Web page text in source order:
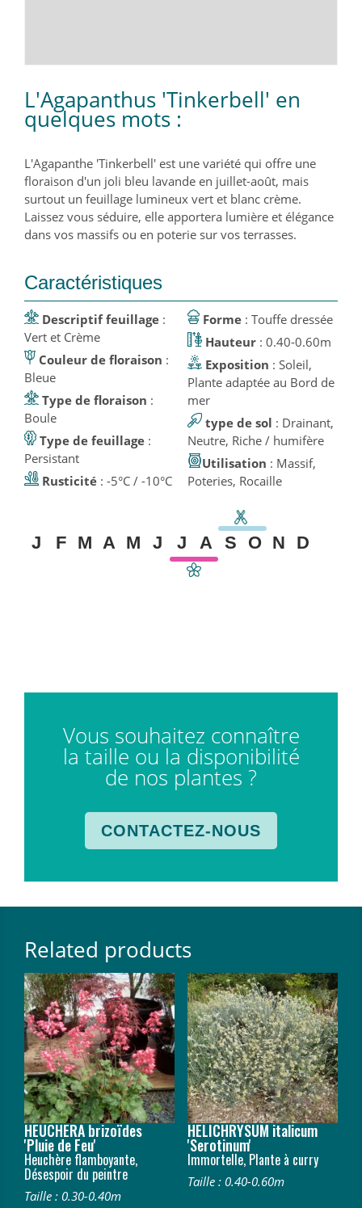
L'Agapanthus 'Tinkerbell' en
quelques mots :
L'Agapanthe 'Tinkerbell' est une variété qui offre une
floraison d'un joli bleu lavande en juillet-août, mais
surtout un feuillage lumineux vert et blanc crème.
Laissez vous séduire, elle apportera lumière et élégance
dans vos massifs ou en poterie sur vos terrasses.
Caractéristiques
Descriptif feuillage :
Vert et Crème
Couleur de floraison :
Bleue
Type de floraison :
Boule
Type de feuillage :
Persistant
Rusticité : -5°C / -10°C
Forme
: Touffe dressée
Hauteur: 0.40-0.60m
Exposition : Soleil,
Plante adaptée au Bord de
mer
type de sol : Drainant,
Neutre, Riche / humifère
Utilisation : Massif,
Poteries, Rocaille
J F M A M J J A S O N D
Vous souhaitez connaître
la taille ou la disponibilité
de nos plantes ?
CONTACTEZ-NOUS
Related products
HEUCHERA brizoïdes
'Pluie de Feu'
Heuchère flamboyante,
Désespoir du peintre
Taille : 0.30-0.40m
HELICHRYSUM italicum
'Serotinum'
Immortelle, Plante à curry
Taille : 0.40-0.60m